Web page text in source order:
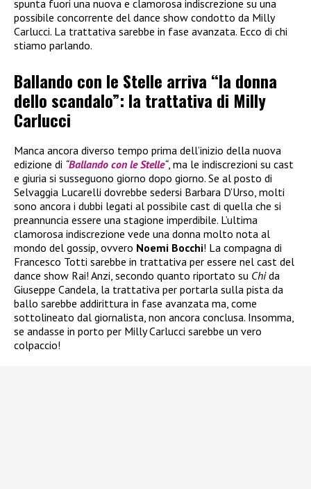
spunta fuori una nuova e clamorosa indiscrezione su una
possibile concorrente del dance show condotto da Milly
Carlucci. La trattativa sarebbe in fase avanzata. Ecco di chi
stiamo parlando.
Ballando con le Stelle arriva “la donna
dello scandalo”: la trattativa di Milly
Carlucci
Manca ancora diverso tempo prima dell’inizio della nuova
edizione di “Ballando con le Stelle“, ma le indiscrezioni su cast
e giuria si susseguono giorno dopo giorno. Se al posto di
Selvaggia Lucarelli dovrebbe sedersi Barbara D’Urso, molti
sono ancora i dubbi legati al possibile cast di quella che si
preannuncia essere una stagione imperdibile. L’ultima
clamorosa indiscrezione vede una donna molto nota al
mondo del gossip, ovvero Noemi Bocchi! La compagna di
Francesco Totti sarebbe in trattativa per essere nel cast del
dance show Rai! Anzi, secondo quanto riportato su Chida
Giuseppe Candela, la trattativa per portarla sulla pista da
ballo sarebbe addirittura in fase avanzata ma, come
sottolineato dal giornalista, non ancora conclusa. Insomma,
se andasse in porto per Milly Carlucci sarebbe un vero
colpaccio!